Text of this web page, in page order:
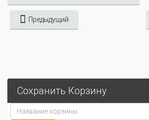
Предыдущий
Сохранить Корзину